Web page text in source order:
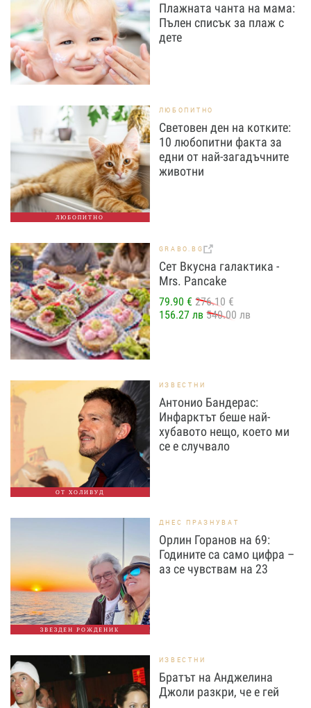
Плажната чанта на мама:
Пълен списък за плаж с
дете
ЛЮБОПИТНО
ЛЮБОПИТНО
Световен ден на котките:
10 любопитни факта за
едни от най-загадъчните
животни
GRABO.BG
Сет Вкусна галактика -
Mrs. Pancake
79.90 € 276.10 €
156.27 лв 540.00 лв
ОТ ХОЛИВУД
ИЗВЕСТНИ
Антонио Бандерас:
Инфарктът беше най-
хубавото нещо, което ми
се е случвало
ЗВЕЗДЕН РОЖДЕНИК
ДНЕС ПРАЗНУВАТ
Орлин Горанов на 69:
Годините са само цифра –
аз се чувствам на 23
ИЗВЕСТНИ
Братът на Анджелина
Джоли разкри, че е гей